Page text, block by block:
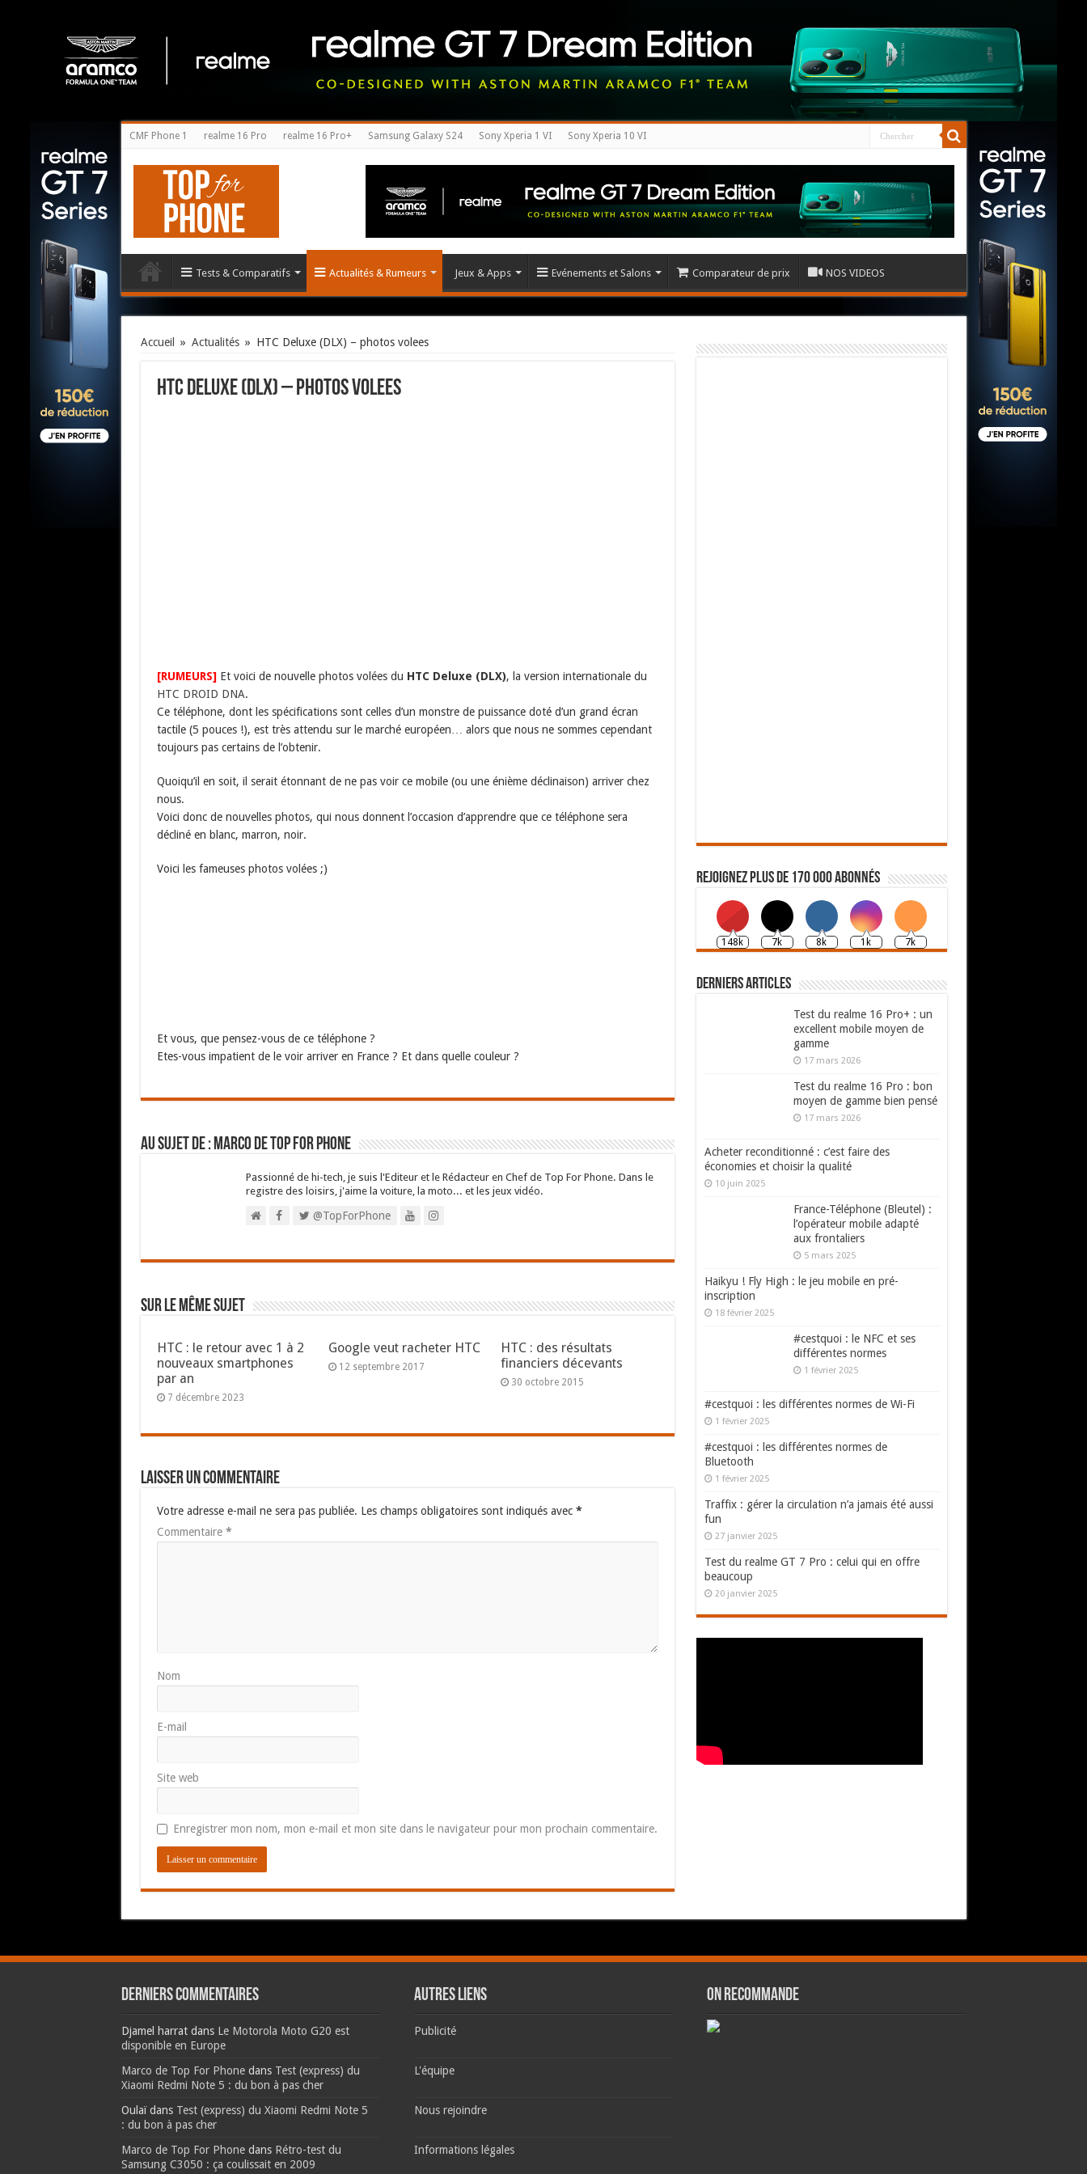
CMF Phone 1 realme 16 Pro realme 16 Pro+ Samsung Galaxy S24 Sony Xperia 1 VI Sony Xperia 10 VI
Tests & Comparatifs Actualités & Rumeurs Jeux & Apps Evénements et Salons Comparateur de prix NOS VIDEOS
Accueil » Actualités » HTC Deluxe (DLX) – photos volees
HTC Deluxe (DLX) – photos volees
[RUMEURS] Et voici de nouvelle photos volées du HTC Deluxe (DLX), la version internationale du
HTC DROID DNA.
Ce téléphone, dont les spécifications sont celles d’un monstre de puissance doté d’un grand écran
tactile (5 pouces !), est très attendu sur le marché européen… alors que nous ne sommes cependant
toujours pas certains de l’obtenir.
Quoiqu’il en soit, il serait étonnant de ne pas voir ce mobile (ou une énième déclinaison) arriver chez
nous.
Voici donc de nouvelles photos, qui nous donnent l’occasion d’apprendre que ce téléphone sera
décliné en blanc, marron, noir.
Voici les fameuses photos volées ;)
Et vous, que pensez-vous de ce téléphone ?
Etes-vous impatient de le voir arriver en France ? Et dans quelle couleur ?
Au sujet de : Marco de Top For Phone
Passionné de hi-tech, je suis l'Editeur et le Rédacteur en Chef de Top For Phone. Dans le
registre des loisirs, j'aime la voiture, la moto... et les jeux vidéo.
@TopForPhone
Sur le même sujet
HTC : le retour avec 1 à 2
nouveaux smartphones
par an
7 décembre 2023
Google veut racheter HTC
12 septembre 2017
HTC : des résultats
financiers décevants
30 octobre 2015
Laisser un commentaire
Votre adresse e-mail ne sera pas publiée. Les champs obligatoires sont indiqués avec *
Commentaire *
Nom
E-mail
Site web
Enregistrer mon nom, mon e-mail et mon site dans le navigateur pour mon prochain commentaire.
Rejoignez plus de 170 000 abonnés
148k 7k 8k 1k 7k
Derniers articles
Test du realme 16 Pro+ : un
excellent mobile moyen de
gamme
17 mars 2026
Test du realme 16 Pro : bon
moyen de gamme bien pensé
17 mars 2026
Acheter reconditionné : c’est faire des
économies et choisir la qualité
10 juin 2025
France-Téléphone (Bleutel) :
l’opérateur mobile adapté
aux frontaliers
5 mars 2025
Haikyu ! Fly High : le jeu mobile en pré-
inscription
18 février 2025
#cestquoi : le NFC et ses
différentes normes
1 février 2025
#cestquoi : les différentes normes de Wi-Fi
1 février 2025
#cestquoi : les différentes normes de
Bluetooth
1 février 2025
Traffix : gérer la circulation n’a jamais été aussi
fun
27 janvier 2025
Test du realme GT 7 Pro : celui qui en offre
beaucoup
20 janvier 2025
Derniers commentaires
Djamel harratdans Le Motorola Moto G20 est
disponible en Europe
Marco de Top For Phonedans Test (express) du
Xiaomi Redmi Note 5 : du bon à pas cher
Oulaïdans Test (express) du Xiaomi Redmi Note 5
: du bon à pas cher
Marco de Top For Phonedans Rétro-test du
Samsung C3050 : ça coulissait en 2009
AUTRES LIENS
Publicité
L'équipe
Nous rejoindre
Informations légales
ON RECOMMANDE